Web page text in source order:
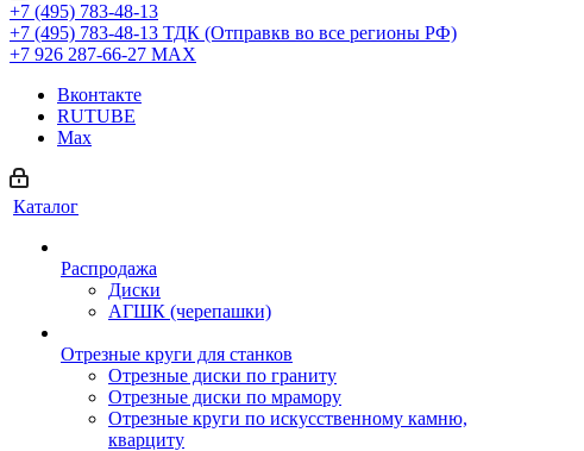
+7 (495) 783-48-13
+7 (495) 783-48-13 ТДК (Отправкв во все регионы РФ)
+7 926 287-66-27 МАХ
Вконтакте
RUTUBE
Max
Каталог
Распродажа
Диски
АГШК (черепашки)
Отрезные круги для станков
Отрезные диски по граниту
Отрезные диски по мрамору
Отрезные круги по искусственному камню,
кварциту